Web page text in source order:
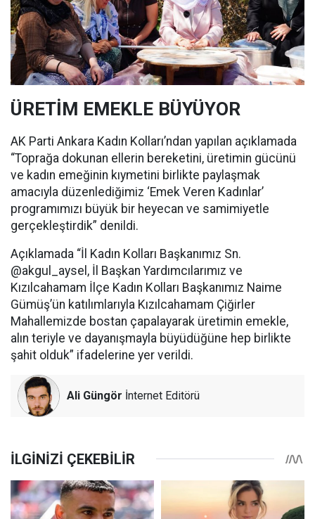
ÜRETİM EMEKLE BÜYÜYOR
AK Parti Ankara Kadın Kolları’ndan yapılan açıklamada
“Toprağa dokunan ellerin bereketini, üretimin gücünü
ve kadın emeğinin kıymetini birlikte paylaşmak
amacıyla düzenlediğimiz ‘Emek Veren Kadınlar’
programımızı büyük bir heyecan ve samimiyetle
gerçekleştirdik” denildi.
Açıklamada “İl Kadın Kolları Başkanımız Sn.
@akgul_aysel, İl Başkan Yardımcılarımız ve
Kızılcahamam İlçe Kadın Kolları Başkanımız Naime
Gümüş’ün katılımlarıyla Kızılcahamam Çiğirler
Mahallemizde bostan çapalayarak üretimin emekle,
alın teriyle ve dayanışmayla büyüdüğüne hep birlikte
şahit olduk” ifadelerine yer verildi.
Ali Güngör İnternet Editörü